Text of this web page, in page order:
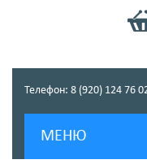
Телефон: 8 (920) 124 76
МЕНЮ